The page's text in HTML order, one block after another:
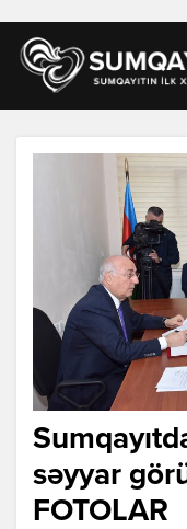
səyyar
FOTOLAR